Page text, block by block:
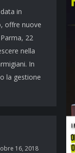
in
offre nuove
22
nella
In
la gestione
16, 2018